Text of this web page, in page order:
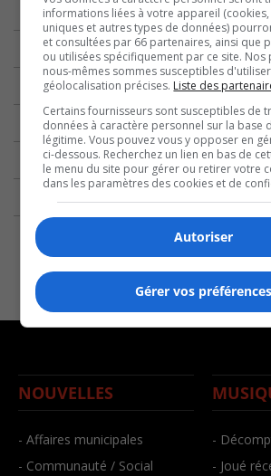
NOUVELLES
- Affaires municipales
- Communauté / Social
-
- Joué
informations liées à votre appareil
uniques et autres types de données)
et consultées par 66 partenaires, ainsi que
ou utilisées spécifiquement par ce site. Nos
nous-mêmes sommes susceptibles
géolocalisation précises. Liste des
Certains fournisseurs sont susceptibles de
données à caractère personnel sur la base
légitime. Vous pouvez vous y opposer en
ci-dessous. Recherchez un lien en bas de
le menu du site pour gérer ou retirer votre
dans les paramètres des cookies et de
Autoriser
Gérer vos préférences